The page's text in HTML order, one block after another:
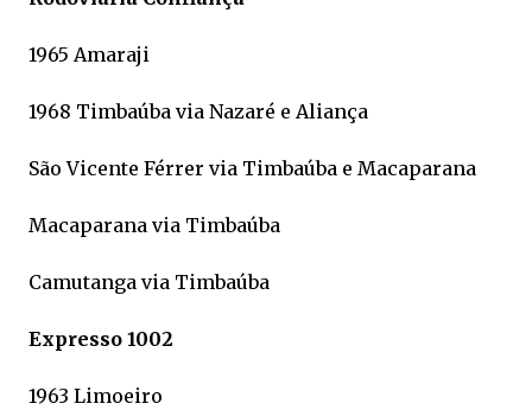
1965 Amaraji
1968 Timbaúba via Nazaré e Aliança
São Vicente Férrer via Timbaúba e Macaparana
Macaparana via Timbaúba
Camutanga via Timbaúba
Expresso 1002
1963 Limoeiro